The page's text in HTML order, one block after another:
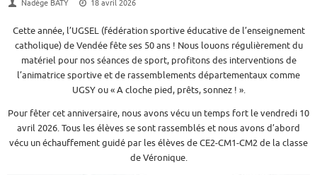
Nadège BATY 18 avril 2026
Cette année, l’UGSEL (fédération sportive éducative de l’enseignement
catholique) de Vendée fête ses 50 ans ! Nous louons régulièrement du
matériel pour nos séances de sport, profitons des interventions de
l’animatrice sportive et de rassemblements départementaux comme
UGSY ou « A cloche pied, prêts, sonnez ! ».
Pour fêter cet anniversaire, nous avons vécu un temps fort le vendredi 10
avril 2026. Tous les élèves se sont rassemblés et nous avons d’abord
vécu un échauffement guidé par les élèves de CE2-CM1-CM2 de la classe
de Véronique.